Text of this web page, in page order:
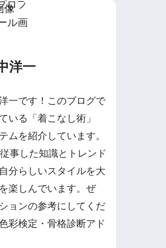
洋一
一です！このブログで
いる「着こなし術」
ムを紹介しています。
事した知識とトレンド
分らしいスタイルを大
楽しんでいます。ぜ
ョンの参考にしてくだ
彩検定・骨格診断アド